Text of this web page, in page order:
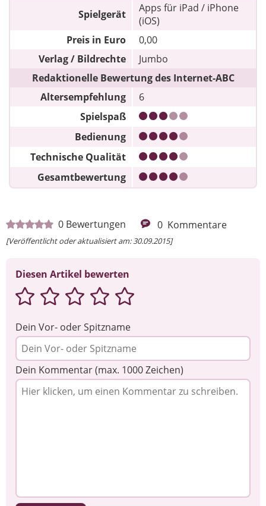
Spielgerät
Apps für iPad / iPhone
(iOS)
Preis in Euro
0,00
Verlag / Bildrechte
Jumbo
Redaktionelle Bewertung des Internet-ABC
Altersempfehlung
6
Spielspaß
Bedienung
Technische Qualität
Gesamtbewertung
0 Bewertungen 0 Kommentare
[Veröffentlicht oder aktualisiert am: 30.09.2015]
Diesen Artikel bewerten
Dein Vor- oder Spitzname
Dein Kommentar (max. 1000 Zeichen)